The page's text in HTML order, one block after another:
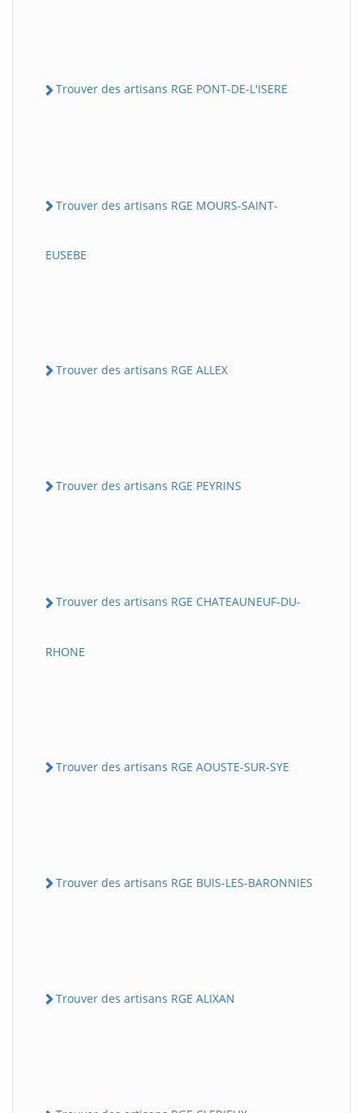
Trouver des artisans RGE PONT-DE-L'ISERE
Trouver des artisans RGE MOURS-SAINT-
EUSEBE
Trouver des artisans RGE ALLEX
Trouver des artisans RGE PEYRINS
Trouver des artisans RGE CHATEAUNEUF-DU-
RHONE
Trouver des artisans RGE AOUSTE-SUR-SYE
Trouver des artisans RGE BUIS-LES-BARONNIES
Trouver des artisans RGE ALIXAN